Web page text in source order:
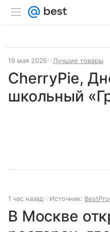
19 мая 2026 Лучшие товары
CherryPie,
школьный
1 час назад Источник:
В Москве